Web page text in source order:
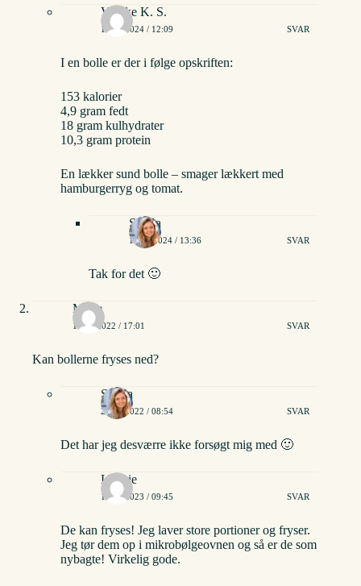
Vibeke K. S.
18/01/2024 / 12:09 SVAR
I en bolle er der i følge opskriften:
153 kalorier
4,9 gram fedt
18 gram kulhydrater
10,3 gram protein
En lækker sund bolle – smager lækkert med
hamburgerryg og tomat.
Stinna
18/01/2024 / 13:36 SVAR
Tak for det 🙂
Marie
17/08/2022 / 17:01 SVAR
Kan bollerne fryses ned?
Stinna
20/08/2022 / 08:54 SVAR
Det har jeg desværre ikke forsøgt mig med 🙂
Lonnie
15/10/2023 / 09:45 SVAR
De kan fryses! Jeg laver store portioner og fryser.
Jeg tør dem op i mikrobølgeovnen og så er de som
nybagte! Virkelig gode.